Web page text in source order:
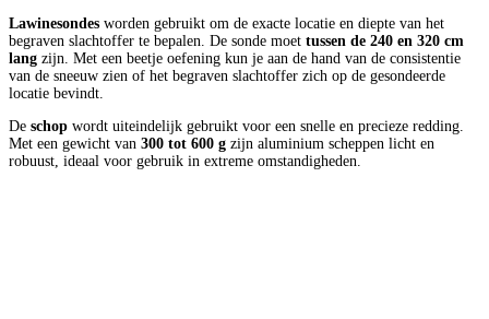
Lawinesondes worden gebruikt om de exacte locatie en diepte van het
begraven slachtoffer te bepalen. De sonde moet tussen de 240 en 320 cm
lang zijn. Met een beetje oefening kun je aan de hand van de consistentie
van de sneeuw zien of het begraven slachtoffer zich op de gesondeerde
locatie bevindt.
De schop wordt uiteindelijk gebruikt voor een snelle en precieze redding.
Met een gewicht van 300 tot 600 g zijn aluminium scheppen licht en
robuust, ideaal voor gebruik in extreme omstandigheden.